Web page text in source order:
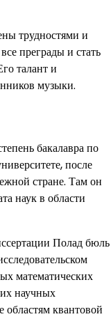
трудностями и
преграды и стать
талант и
музыки.
бакалавра по
после
стране. Там он
наук в области
Полад бюль
математических
научных
областям квантовой